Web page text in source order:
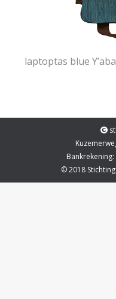
laptoptas blue
Bankrekening:
© 2018